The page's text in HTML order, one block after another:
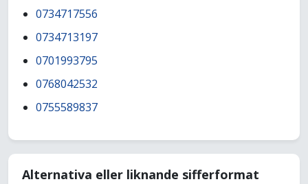
0734717556
0734713197
0701993795
0768042532
0755589837
Alternativa eller liknande sifferformat